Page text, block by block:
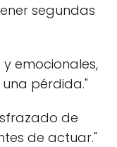
segundas
emocionales,
pérdida."
de
de actuar."